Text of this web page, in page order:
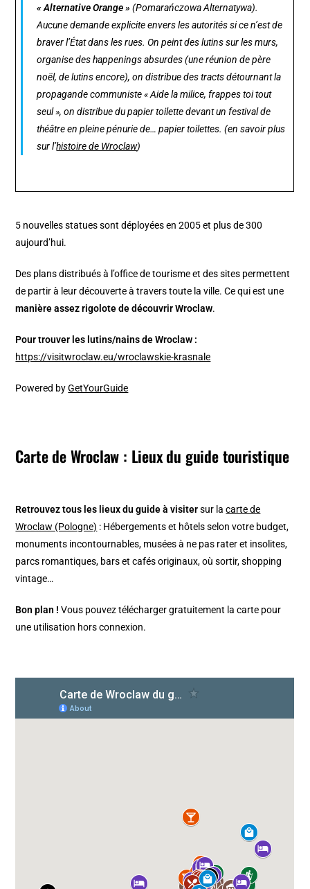
« Alternative Orange » (Pomarańczowa Alternatywa).
Aucune demande explicite envers les autorités si ce n’est de
braver l’État dans les rues. On peint des lutins sur les murs,
organise des happenings absurdes (une réunion de père
noël, de lutins encore), on distribue des tracts détournant la
propagande communiste « Aide la milice, frappes toi tout
seul », on distribue du papier toilette devant un festival de
théâtre en pleine pénurie de… papier toilettes. (en savoir plus
sur l’histoire de Wroclaw)
5 nouvelles statues sont déployées en 2005 et plus de 300
aujourd’hui.
Des plans distribués à l’office de tourisme et des sites permettent
de partir à leur découverte à travers toute la ville. Ce qui est une
manière assez rigolote de découvrir Wroclaw.
Pour trouver les lutins/nains de Wroclaw :
https://visitwroclaw.eu/wroclawskie-krasnale
Powered byGetYourGuide
Carte de Wroclaw : Lieux du guide touristique
Retrouvez tous les lieux du guide à visitersur lacarte de
Wroclaw (Pologne) : Hébergements et hôtels selon votre budget,
monuments incontournables, musées à ne pas rater et insolites,
parcs romantiques, bars et cafés originaux, où sortir, shopping
vintage…
Bon plan ! Vous pouvez télécharger gratuitement la carte pour
une utilisation hors connexion.